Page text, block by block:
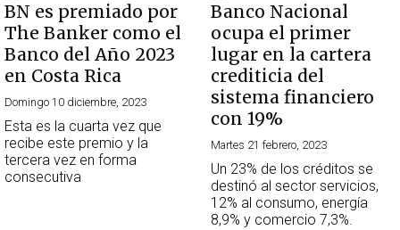
BN es premiado por
The Banker como el
Banco del Año 2023
en Costa Rica
Domingo 10 diciembre, 2023
Esta es la cuarta vez que
recibe este premio y la
tercera vez en forma
consecutiva
Banco Nacional
ocupa el primer
lugar en la cartera
crediticia del
sistema financiero
con 19%
Martes 21 febrero, 2023
Un 23% de los créditos se
destinó al sector servicios,
12% al consumo, energía
8,9% y comercio 7,3%.